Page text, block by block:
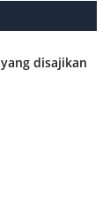
disajikan